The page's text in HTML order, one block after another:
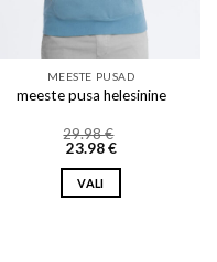
MEESTE PUSAD
meeste pusa helesinine
29.98€
23.98€
VALI